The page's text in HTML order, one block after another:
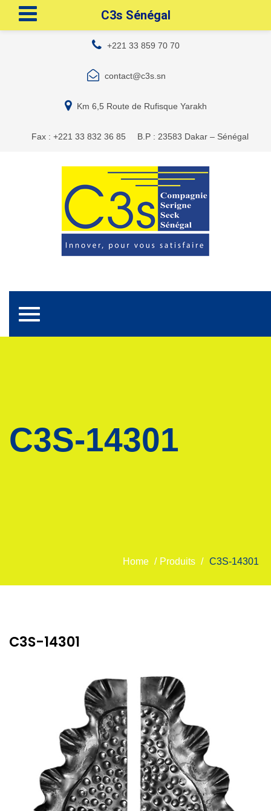
+221 33 859 70 70
contact@c3s.sn
Km 6,5 Route de Rufisque Yarakh
Fax : +221 33 832 36 85 B.P : 23583 Dakar – Sénégal
Toggle navigation
C3S-14301
Home / Produits / C3S-14301
C3S-14301
C3s Sénégal